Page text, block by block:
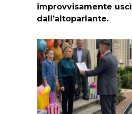
improvvisamente uscì
dall’altoparlante.